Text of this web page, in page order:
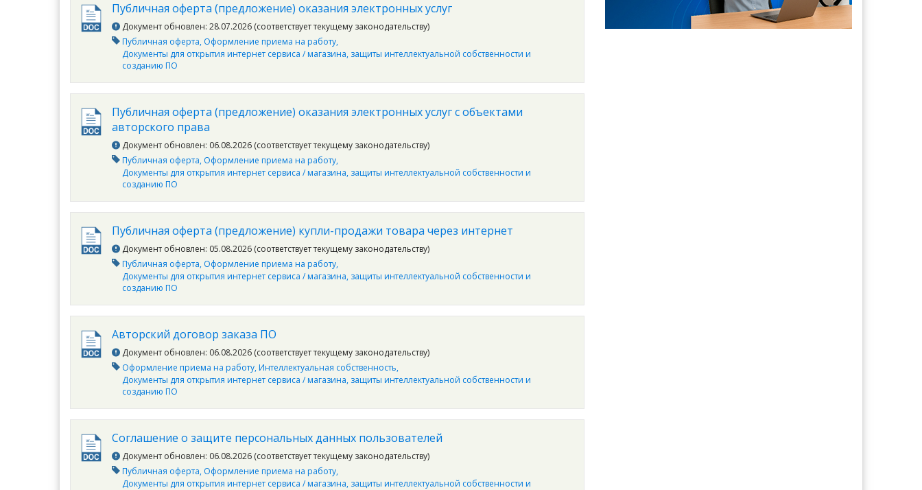
Публичная оферта (предложение) оказания электронных услуг
Документ обновлен: 28.07.2026 (соответствует текущему законодательству)
Публичная оферта Оформление приема на работу
Документы для открытия интернет сервиса / магазина, защиты интеллектуальной собственности и
созданию ПО
Публичная оферта (предложение) оказания электронных услуг с объектами
авторского права
Документ обновлен: 06.08.2026 (соответствует текущему законодательству)
Публичная оферта Оформление приема на работу
Документы для открытия интернет сервиса / магазина, защиты интеллектуальной собственности и
созданию ПО
Публичная оферта (предложение) купли-продажи товара через интернет
Документ обновлен: 05.08.2026 (соответствует текущему законодательству)
Публичная оферта Оформление приема на работу
Документы для открытия интернет сервиса / магазина, защиты интеллектуальной собственности и
созданию ПО
Авторский договор заказа ПО
Документ обновлен: 06.08.2026 (соответствует текущему законодательству)
Оформление приема на работу Интеллектуальная собственность
Документы для открытия интернет сервиса / магазина, защиты интеллектуальной собственности и
созданию ПО
Соглашение о защите персональных данных пользователей
Документ обновлен: 06.08.2026 (соответствует текущему законодательству)
Публичная оферта Оформление приема на работу
Документы для открытия интернет сервиса / магазина, защиты интеллектуальной собственности и